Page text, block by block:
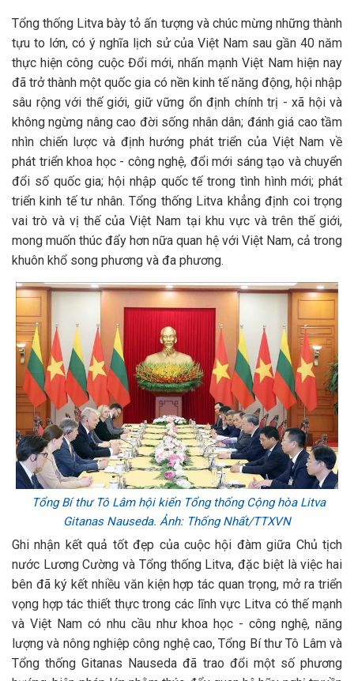
Tổng thống Litva bày tỏ ấn tượng và chúc mừng những thành
tựu to lớn, có ý nghĩa lịch sử của Việt Nam sau gần 40 năm
thực hiện công cuộc Đổi mới, nhấn mạnh Việt Nam hiện nay
đã trở thành một quốc gia có nền kinh tế năng động, hội nhập
sâu rộng với thế giới, giữ vững ổn định chính trị - xã hội và
không ngừng nâng cao đời sống nhân dân; đánh giá cao tầm
nhìn chiến lược và định hướng phát triển của Việt Nam về
phát triển khoa học - công nghệ, đổi mới sáng tạo và chuyển
đổi số quốc gia; hội nhập quốc tế trong tình hình mới; phát
triển kinh tế tư nhân. Tổng thống Litva khẳng định coi trọng
vai trò và vị thế của Việt Nam tại khu vực và trên thế giới,
mong muốn thúc đẩy hơn nữa quan hệ với Việt Nam, cả trong
khuôn khổ song phương và đa phương.
Tổng Bí thư Tô Lâm hội kiến Tổng thống Cộng hòa Litva
Gitanas Nauseda. Ảnh: Thống Nhất/TTXVN
Ghi nhận kết quả tốt đẹp của cuộc hội đàm giữa Chủ tịch
nước Lương Cường và Tổng thống Litva, đặc biệt là việc hai
bên đã ký kết nhiều văn kiện hợp tác quan trọng, mở ra triển
vọng hợp tác thiết thực trong các lĩnh vực Litva có thế mạnh
và Việt Nam có nhu cầu như khoa học - công nghệ, năng
lượng và nông nghiệp công nghệ cao, Tổng Bí thư Tô Lâm và
Tổng thống Gitanas Nauseda đã trao đổi một số phương